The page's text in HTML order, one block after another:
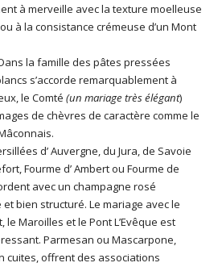
à merveille avec la texture moelleuse
à la consistance crémeuse d’un Mont
la famille des pâtes pressées
s’accorde remarquablement à
le Comté (un mariage très élégant)
de chèvres de caractère comme le
d’ Auvergne, du Jura, de Savoie
Fourme d’ Ambert ou Fourme de
avec un champagne rosé
bien structuré. Le mariage avec le
le Maroilles et le Pont L’Evêque est
Parmesan ou Mascarpone,
cuites, offrent des associations